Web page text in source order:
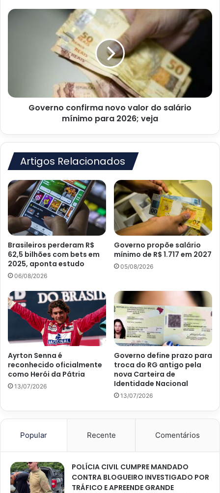
Governo
2026;
Governo confirma novo valor do salário
mínimo para 2026; veja
Artigos Relacionados
Brasileiros perderam R$
62,5 bilhões com bets em
2025, aponta estudo
06/08/2026
Governo propõe salário
mínimo de R$ 1.717 em 2027
05/08/2026
Ayrton Senna é
reconhecido oficialmente
como Herói da Pátria
13/07/2026
Governo define prazo para
troca do RG antigo pela
nova Carteira de
Identidade Nacional
13/07/2026
Popular Recente Comentários
POLÍCIA CIVIL CUMPRE MANDADO
CONTRA BLOGUEIRO INVESTIGADO POR
TRÁFICO E APREENDE GRANDE